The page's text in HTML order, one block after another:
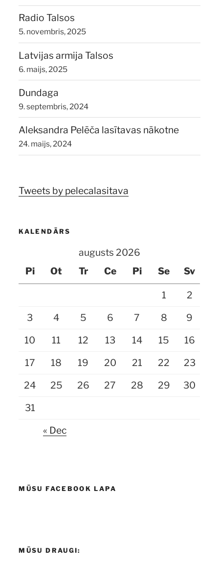
Radio Talsos
5. novembris, 2025
Latvijas armija Talsos
6. maijs, 2025
Dundaga
9. septembris, 2024
Aleksandra Pelēča lasītavas nākotne
24. maijs, 2024
Tweets by pelecalasitava
KALENDĀRS
augusts 2026
Pi
Ot Tr Ce Pi Se Sv
1
2
3
4 5 6 7 8
9
10
11 12 13 14 15
16
17
18 19 20 21 22
23
24
25 26 27 28 29
30
31
« Dec
MŪSU FACEBOOK LAPA
MŪSU DRAUGI: